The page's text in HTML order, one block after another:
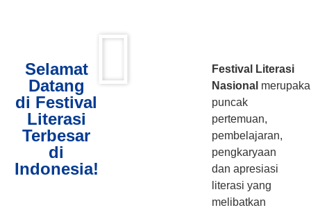
Selamat
Datang
di Festival
Literasi
Terbesar
di
Indonesia!
Festival Literasi
Nasional
puncak
pertemuan,
pembelajaran,
pengkaryaan
dan apresiasi
literasi yang
melibatkan